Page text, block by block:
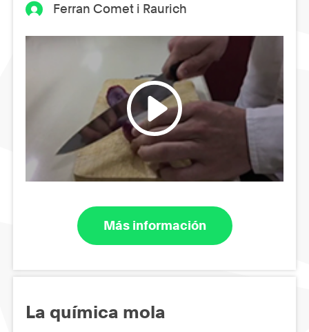
Ferran Comet i Raurich
Más información
La química mola